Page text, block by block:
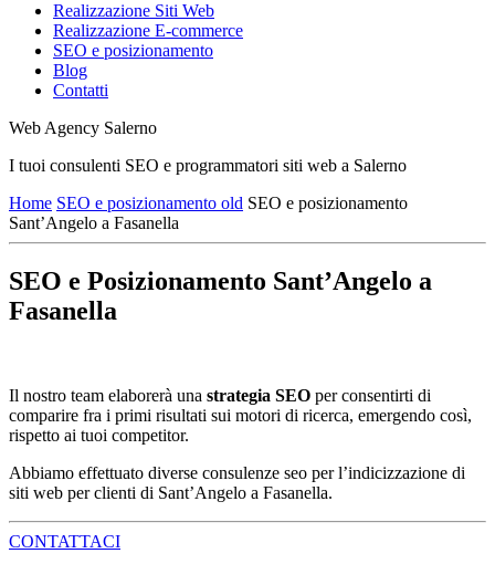
Realizzazione Siti Web
Realizzazione E-commerce
SEO e posizionamento
Blog
Contatti
Web Agency Salerno
I tuoi consulenti SEO e programmatori siti web a Salerno
Home SEO e posizionamento old SEO e posizionamento
Sant’Angelo a Fasanella
SEO e Posizionamento Sant’Angelo a
Fasanella
Il nostro team elaborerà una strategia SEO per consentirti di
comparire fra i primi risultati sui motori di ricerca, emergendo così,
rispetto ai tuoi competitor.
Abbiamo effettuato diverse consulenze seo per l’indicizzazione di
siti web per clienti di Sant’Angelo a Fasanella.
CONTATTACI